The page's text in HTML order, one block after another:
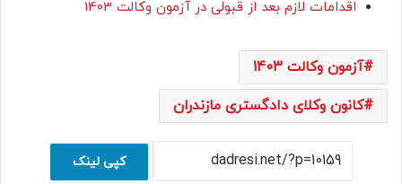
اقدامات لازم بعد از قبولی در آزمون وکالت 1403
آزمون وکالت 1403
کانون وکلای دادگستری مازندران
کپی لینک